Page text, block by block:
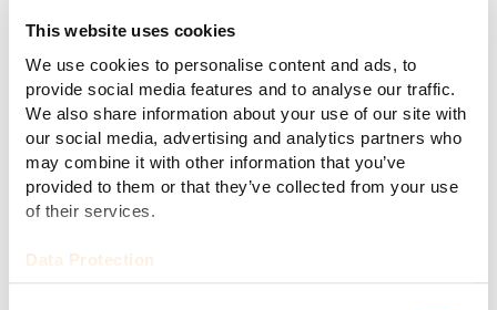
This website uses cookies
We use cookies to personalise content and ads, to
provide social media features and to analyse our traffic.
We also share information about your use of our site with
our social media, advertising and analytics partners who
may combine it with other information that you’ve
provided to them or that they’ve collected from your use
of their services.
Data Protection
Land- und Seeplattformen. Diese etablierte
Marktpräsenz und der Zugang zu wichtigen Kunden,
politischen Behörden und lokalem Produktions-Know-
how gewährleisten eine schnelle Einführung und
Skalierbarkeit. Zu den Zielmärkten gehören die USA,
Großbritannien, Frankreich, Italien, Indien und der
Nahe Osten, wo die Modernisierungsanstrengungen
zunehmen.